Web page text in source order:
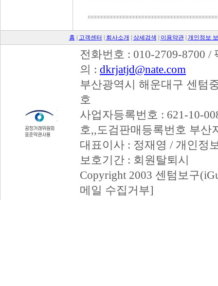
홈 고객센터 회사소개 상세검색 이용약관| 개인정보
전화번호 : 010-2709-8700 /
의 : dkrjatjd@nate.com
부산광역시 해운대구 센텀
호
사업자등록번호 : 621-10-
호,,도검판매등록번호 부산
대표이사 : 정재영 / 개인정
보호기간 : 회원탈퇴시
Copyright 2003 센텀보구
메일 수집거부]